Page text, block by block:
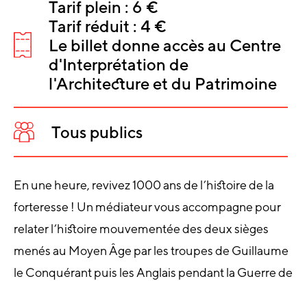
SUR
Tarifs
Tarif plein : 6 €
Tarif réduit : 4 €
Le billet donne accès au Centre
d'Interprétation de
l'Architecture et du Patrimoine
Public
:
Tous publics
En une heure, revivez 1000 ans de l’histoire de la
forteresse ! Un médiateur vous accompagne pour
relater l’histoire mouvementée des deux sièges
menés au Moyen Âge par les troupes de Guillaume
le Conquérant puis les Anglais pendant la Guerre de